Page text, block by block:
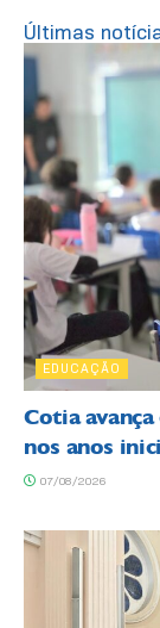
Últimas
EDUCAÇÃO
Cotia
nos anos
07/08/2026